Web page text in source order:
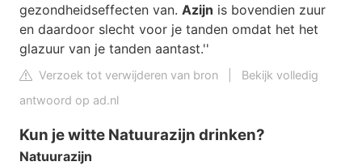
gezondheidseffecten van. Azijn is bovendien zuur
en daardoor slecht voor je tanden omdat het het
glazuur van je tanden aantast.''
Verzoek tot verwijderen van bron
Bekijk volledig
antwoord op ad.nl
Kun je witte Natuurazijn drinken?
Natuurazijn